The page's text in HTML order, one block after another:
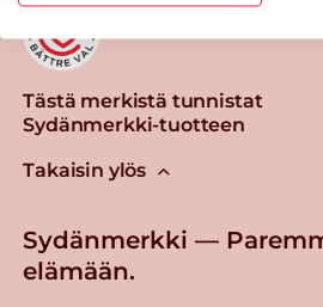
Tästä merkistä tunnistat
Sydänmerkki-tuotteen
Takaisin ylös
Sydänmerkki —
elämään.